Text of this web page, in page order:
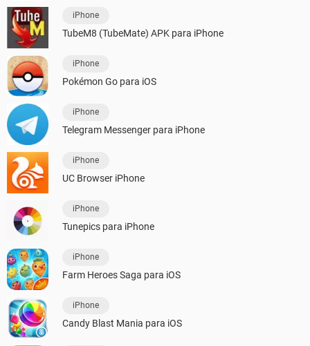
iPhone
TubeM8 (TubeMate) APK para iPhone
iPhone
Pokémon Go para iOS
iPhone
Telegram Messenger para iPhone
iPhone
UC Browser iPhone
iPhone
Tunepics para iPhone
iPhone
Farm Heroes Saga para iOS
iPhone
Candy Blast Mania para iOS